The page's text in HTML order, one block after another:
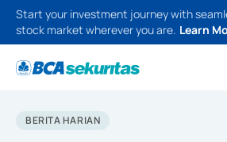
Start your investment journey with
stock market wherever you are. Learn
BERITA HARIAN